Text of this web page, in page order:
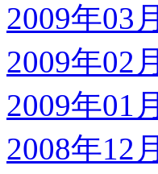
2009年03月
2009年02月
2009年01月
2008年12月